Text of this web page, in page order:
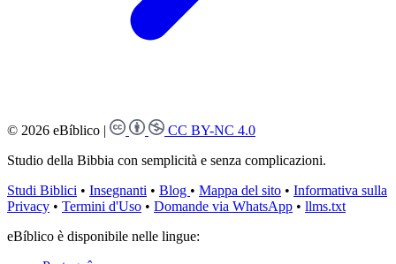
© 2026 eBíblico |
CC BY-NC 4.0
Studio della Bibbia con semplicità e senza complicazioni.
Studi Biblici • Insegnanti • Blog • Mappa del sito • Informativa sulla
Privacy • Termini d'Uso • Domande via WhatsApp • llms.txt
eBíblico è disponibile nelle lingue: